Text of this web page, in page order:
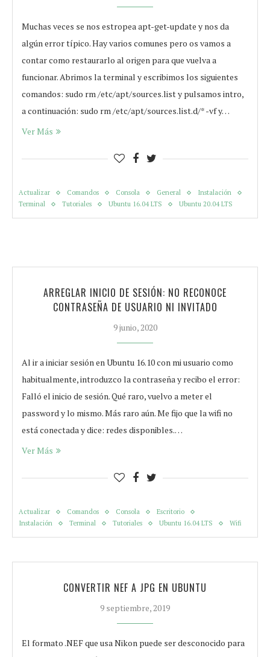
Muchas veces se nos estropea apt-get-update y nos da
algún error típico. Hay varios comunes pero os vamos a
contar como restaurarlo al origen para que vuelva a
funcionar. Abrimos la terminal y escribimos los siguientes
comandos: sudo rm /etc/apt/sources.list y pulsamos intro,
a continuación: sudo rm /etc/apt/sources.list.d/* -vf y…
Ver Más
Actualizar Comandos Consola General
Instalación
Terminal
Tutoriales Ubuntu 16.04 LTS Ubuntu 20.04 LTS
ARREGLAR INICIO DE SESIÓN: NO RECONOCE
CONTRASEÑA DE USUARIO NI INVITADO
9 junio, 2020
Al ir a iniciar sesión en Ubuntu 16.10 con mi usuario como
habitualmente, introduzco la contraseña y recibo el error:
Falló el inicio de sesión. Qué raro, vuelvo a meter el
password y lo mismo. Más raro aún. Me fijo que la wifi no
está conectada y dice: redes disponibles.…
Ver Más
Actualizar Comandos Consola
Escritorio
Instalación
Terminal Tutoriales Ubuntu 16.04 LTS Wifi
CONVERTIR NEF A JPG EN UBUNTU
9 septiembre, 2019
El formato .NEF que usa Nikon puede ser desconocido para